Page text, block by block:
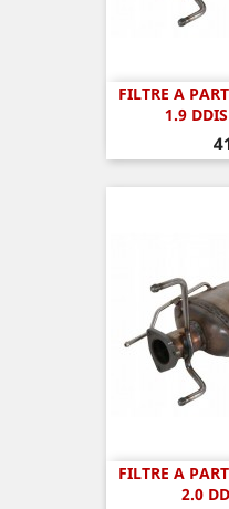
FILTRE A
1.9
FILTRE A
2.0